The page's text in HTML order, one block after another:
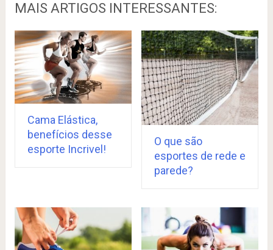
MAIS ARTIGOS INTERESSANTES:
Cama Elástica,
benefícios desse
esporte Incrivel!
O que são
esportes de rede e
parede?